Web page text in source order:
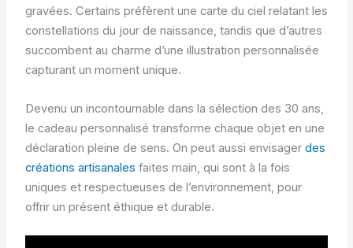
gravées. Certains préfèrent une carte du ciel relatant les
constellations du jour de naissance, tandis que d’autres
succombent au charme d’une illustration personnalisée
capturant un moment unique.
Devenu un incontournable dans la sélection des 30 ans,
le cadeau personnalisé transforme chaque objet en une
déclaration pleine de sens. On peut aussi envisager des
créations artisanales faites main, qui sont à la fois
uniques et respectueuses de l’environnement, pour
offrir un présent éthique et durable.